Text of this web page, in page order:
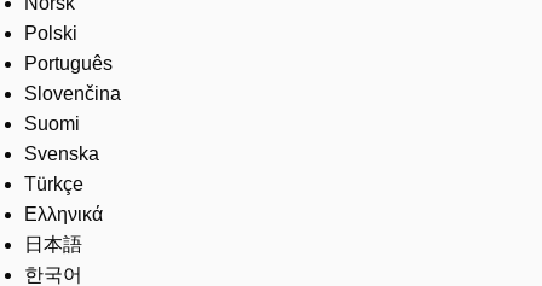
Polski
Português
Slovenčina
Suomi
Svenska
Türkçe
Ελληνικά
日本語
한국어